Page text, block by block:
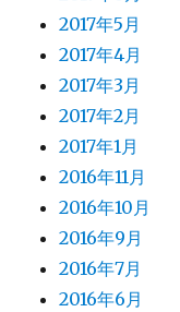
2017年5月
2017年4月
2017年3月
2017年2月
2017年1月
2016年11月
2016年10月
2016年9月
2016年7月
2016年6月